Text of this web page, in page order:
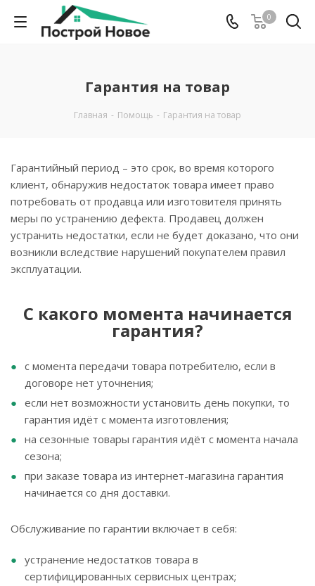
0
Гарантия на товар
Главная - Помощь - Гарантия на товар
Гарантийный период – это срок, во время которого
клиент, обнаружив недостаток товара имеет право
потребовать от продавца или изготовителя принять
меры по устранению дефекта. Продавец должен
устранить недостатки, если не будет доказано, что они
возникли вследствие нарушений покупателем правил
эксплуатации.
С какого момента начинается
гарантия?
с момента передачи товара потребителю, если в
договоре нет уточнения;
если нет возможности установить день покупки, то
гарантия идёт с момента изготовления;
на сезонные товары гарантия идёт с момента начала
сезона;
при заказе товара из интернет-магазина гарантия
начинается со дня доставки.
Обслуживание по гарантии включает в себя:
устранение недостатков товара в
сертифицированных сервисных центрах;